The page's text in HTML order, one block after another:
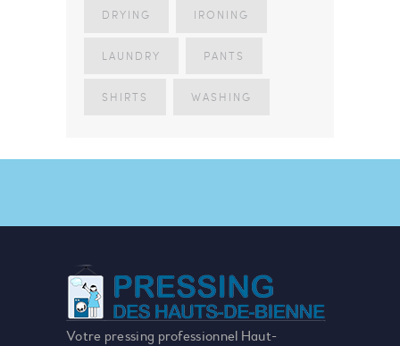
DRYING IRONING
LAUNDRY PANTS
SHIRTS WASHING
Votre pressing professionnel Haut-